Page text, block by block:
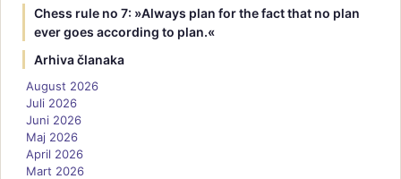
Chess rule no 7: »Always plan for the fact that no plan
ever goes according to plan.«
Arhiva članaka
August 2026
Juli 2026
Juni 2026
Maj 2026
April 2026
Mart 2026